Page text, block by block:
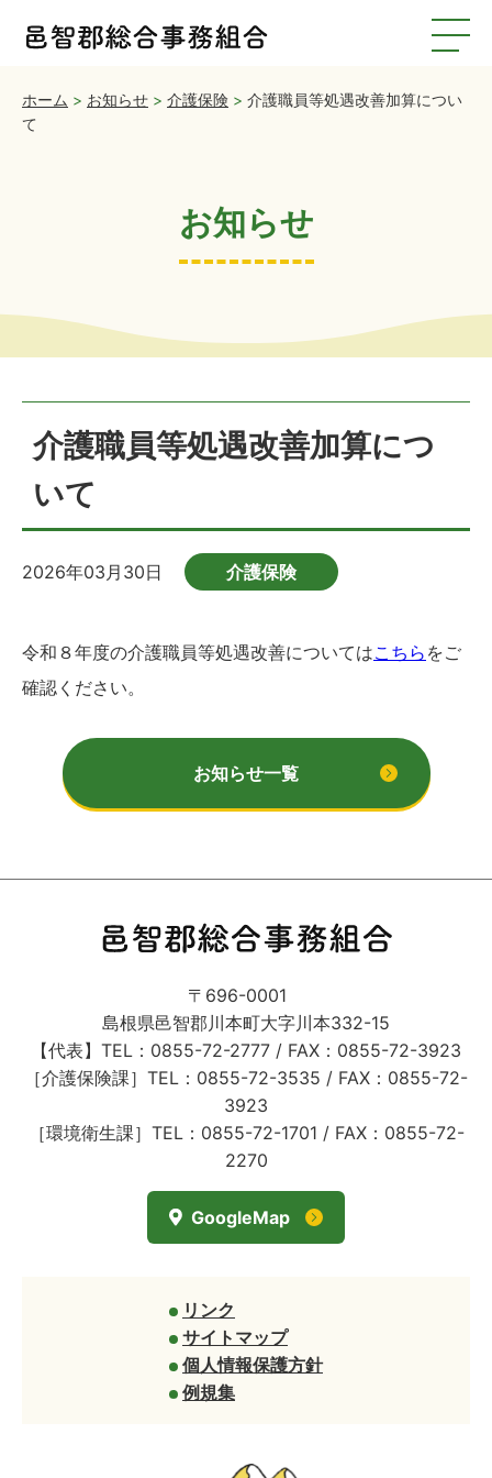
ホーム > お知らせ > 介護保険 > 介護職員等処遇改善加算につい
て
お知らせ
介護職員等処遇改善加算につ
いて
2026年03月30日 介護保険
令和８年度の介護職員等処遇改善についてはこちら をご
確認ください。
お知らせ一覧
〒696-0001
島根県邑智郡川本町大字川本332-15
【代表】TEL：0855-72-2777 / FAX：0855-72-3923
［介護保険課］TEL：0855-72-3535 / FAX：0855-72-
3923
［環境衛生課］TEL：0855-72-1701 / FAX：0855-72-
2270
GoogleMap
リンク
サイトマップ
個人情報保護方針
例規集